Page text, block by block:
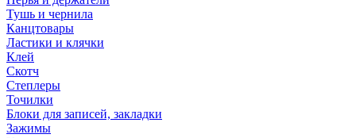
Тушь и чернила
Канцтовары
Ластики и клячки
Клей
Скотч
Степлеры
Точилки
Блоки для записей, закладки
Зажимы